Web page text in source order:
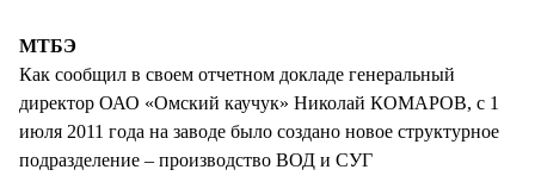
МТБЭ
Как сообщил в своем отчетном докладе генеральный
директор ОАО «Омский каучук» Николай КОМАРОВ, с 1
июля 2011 года на заводе было создано новое структурное
подразделение – производство ВОД и СУГ